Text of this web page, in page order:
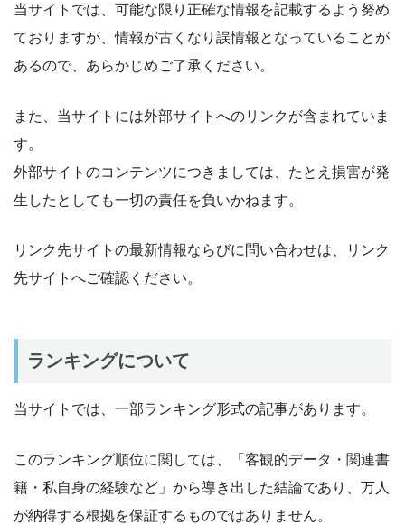
当サイトでは、可能な限り正確な情報を記載するよう努め
ておりますが、情報が古くなり誤情報となっていることが
あるので、あらかじめご了承ください。
また、当サイトには外部サイトへのリンクが含まれていま
す。
外部サイトのコンテンツにつきましては、たとえ損害が発
生したとしても一切の責任を負いかねます。
リンク先サイトの最新情報ならびに問い合わせは、リンク
先サイトへご確認ください。
ランキングについて
当サイトでは、一部ランキング形式の記事があります。
このランキング順位に関しては、「客観的データ・関連書
籍・私自身の経験など」から導き出した結論であり、万人
が納得する根拠を保証するものではありません。